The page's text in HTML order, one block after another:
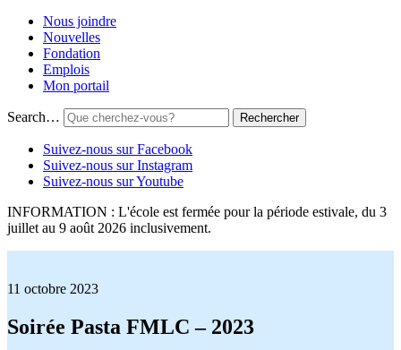
Nous joindre
Nouvelles
Fondation
Emplois
Mon portail
Search…
Suivez-nous sur Facebook
Suivez-nous sur Instagram
Suivez-nous sur Youtube
INFORMATION : L'école est fermée pour la période estivale, du 3
juillet au 9 août 2026 inclusivement.
11 octobre 2023
Soirée Pasta FMLC – 2023